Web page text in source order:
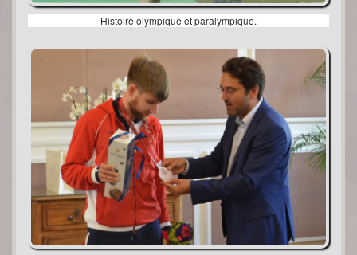
Histoire olympique et paralympique.